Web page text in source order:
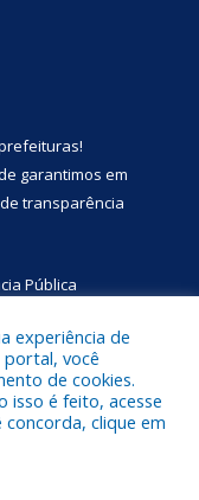
!
garantimos em
transparência
Pública
Municipal de
experiência de
portal, você
de cookies.
isso é feito, acesse
concorda, clique em